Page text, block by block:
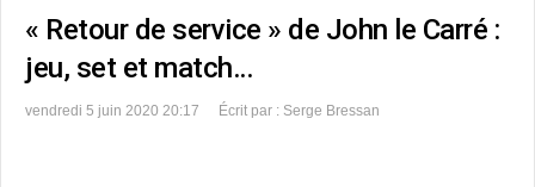
« Retour de service » de John le Carré :
jeu, set et match…
vendredi 5 juin 2020 20:17 Écrit par : Serge Bressan